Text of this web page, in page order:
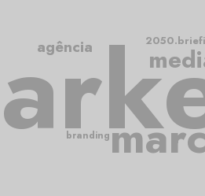
agência
branding